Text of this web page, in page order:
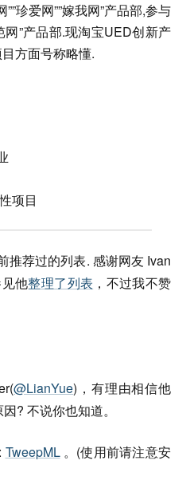
””珍爱网””嫁我网”产品部,参与
网”产品部.现淘宝UED创新产
方面号称略懂.
项目
推荐过的列表. 感谢网友 Ivan
他整理了列表 ，不过我不赞
@LianYue)，有理由相信他
? 不说你也知道。
TweepML。(使用前请注意安